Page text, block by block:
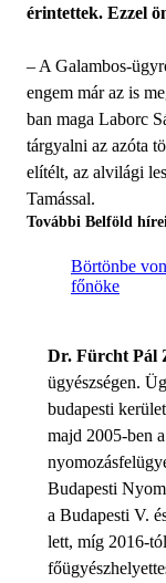
érintettek. Ezzel
– A Galambos-
engem már az is
ban maga Laborc
tárgyalni az azóta
elítélt, az alvilági
Tamással.
További Belföld
Börtönbe
főnöke
Dr. Fürcht Pál
ügyészségen.
budapesti
majd 2005-ben
Budapesti
a Budapesti V.
lett, míg 2016-